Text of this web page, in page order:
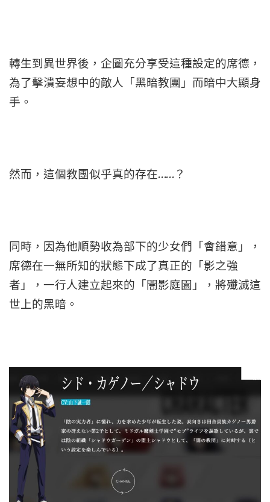
轉生到異世界後，企圖充分享受這種設定的席德，
為了擊潰妄想中的敵人「黑暗教團」而暗中大顯身
手。
然而，這個教團似乎真的存在……？
同時，因為他順勢收為部下的少女們「會錯意」，
席德在一無所知的狀態下成了真正的「影之強
者」，一行人建立起來的「闇影庭園」，將殲滅這
世上的黑暗。